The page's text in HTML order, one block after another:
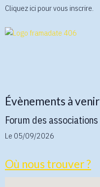
Cliquez ici pour vous inscrire.
Évènements à venir
Forum des associations
Le 05/09/2026
Où nous trouver ?